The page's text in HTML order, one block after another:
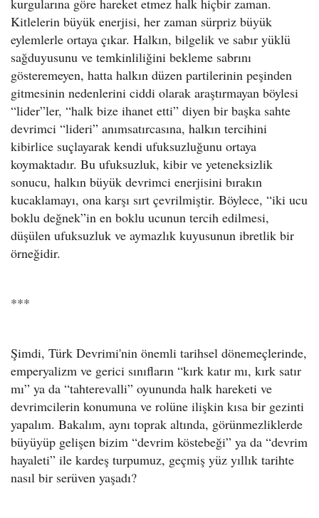
kurgularına göre hareket etmez halk hiçbir zaman.
Kitlelerin büyük enerjisi, her zaman sürpriz büyük
eylemlerle ortaya çıkar. Halkın, bilgelik ve sabır yüklü
sağduyusunu ve temkinliliğini bekleme sabrını
gösteremeyen, hatta halkın düzen partilerinin peşinden
gitmesinin nedenlerini ciddi olarak araştırmayan böylesi
“lider”ler, “halk bize ihanet etti” diyen bir başka sahte
devrimci “lideri” anımsatırcasına, halkın tercihini
kibirlice suçlayarak kendi ufuksuzluğunu ortaya
koymaktadır. Bu ufuksuzluk, kibir ve yeteneksizlik
sonucu, halkın büyük devrimci enerjisini bırakın
kucaklamayı, ona karşı sırt çevrilmiştir. Böylece, “iki ucu
boklu değnek”in en boklu ucunun tercih edilmesi,
düşülen ufuksuzluk ve aymazlık kuyusunun ibretlik bir
örneğidir.
***
Şimdi, Türk Devrimi'nin önemli tarihsel dönemeçlerinde,
emperyalizm ve gerici sınıfların “kırk katır mı, kırk satır
mı” ya da “tahterevalli” oyununda halk hareketi ve
devrimcilerin konumuna ve rolüne ilişkin kısa bir gezinti
yapalım. Bakalım, aynı toprak altında, görünmezliklerde
büyüyüp gelişen bizim “devrim köstebeği” ya da “devrim
hayaleti” ile kardeş turpumuz, geçmiş yüz yıllık tarihte
nasıl bir serüven yaşadı?